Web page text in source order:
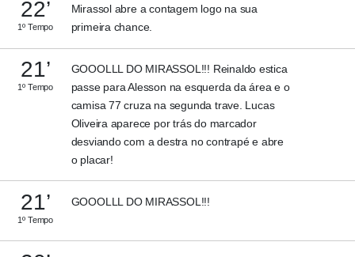
22’
1º Tempo
Mirassol abre a contagem logo na sua
primeira chance.
21’
1º Tempo
GOOOLLL DO MIRASSOL!!! Reinaldo estica
passe para Alesson na esquerda da área e o
camisa 77 cruza na segunda trave. Lucas
Oliveira aparece por trás do marcador
desviando com a destra no contrapé e abre
o placar!
21’
1º Tempo
GOOOLLL DO MIRASSOL!!!